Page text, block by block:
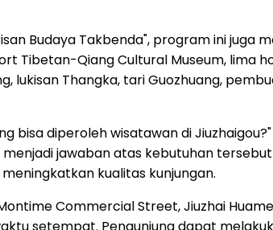
Budaya Takbenda", program ini
Tibetan-Qiang Cultural Museum, lima
lukisan Thangka, tari Guozhuang,
diperoleh wisatawan di Jiuzhaigou?"
jawaban atas kebutuhan
kualitas kunjungan.
Commercial Street, Jiuzhai
setempat. Pengunjung dapat